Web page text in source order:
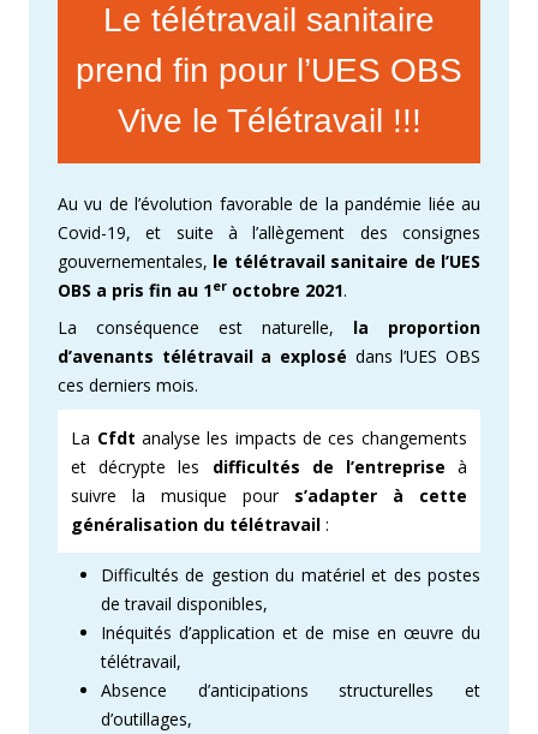
Le télétravail sanitaire
prend fin pour l’UES OBS
Vive le Télétravail !!!
Au vu de l’évolution favorable de la pandémie liée au
Covid-19, et suite à l’allègement des consignes
gouvernementales, le télétravail sanitaire de l’UES
OBS a pris fin au 1er octobre 2021.
La conséquence est naturelle, la proportion
d’avenants télétravail a explosé dans l’UES OBS
ces derniers mois.
La Cfdt analyse les impacts de ces changements
et décrypte les difficultés de l’entreprise à
suivre la musique pour s’adapter à cette
généralisation du télétravail :
Difficultés de gestion du matériel et des postes
de travail disponibles,
Inéquités d’application et de mise en œuvre du
télétravail,
Absence d’anticipations structurelles et
d’outillages,